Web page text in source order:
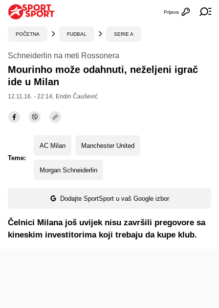
Otvori
Prijava
POČETNA FUDBAL SERIE A
Schneiderlin na meti Rossonera
Mourinho može odahnuti, neželjeni igrač
ide u Milan
12.11.16. - 22:14, Endin Čaušević
Teme:
AC Milan Manchester United
Morgan Schneiderlin
Dodajte SportSport u vaš Google izbor
Čelnici Milana još uvijek nisu završili pregovore sa
kineskim investitorima koji trebaju da kupe klub.